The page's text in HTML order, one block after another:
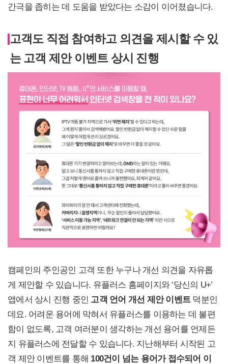
간극을 좁히는 데 도움을 받았다는 소감이 이어졌습니다.
고객도 직접 참여하고 의견을 제시할 수 있
는 고객 제안 이벤트 상시 진행
캠페인의 주인공인 고객 또한 누구나 개선 의견을 자유롭
게 제안할 수 있습니다. 유플러스 홈페이지와 ‘당신의 U+’
앱에서 상시 진행 중인 고객 언어 개선 제안 이벤트덕분인
데요. 어려운 용어에 막혀서 유플러스를 이용하는 데 불편
함이 없도록, 고객 여러분이 생각하는 개선 용어를 언제든
지 유플러스에 전달할 수 있습니다. 지난해부터 시작된 고
객 제안 이벤트를 통해 100건이 넘는 용어가 접수되어 이